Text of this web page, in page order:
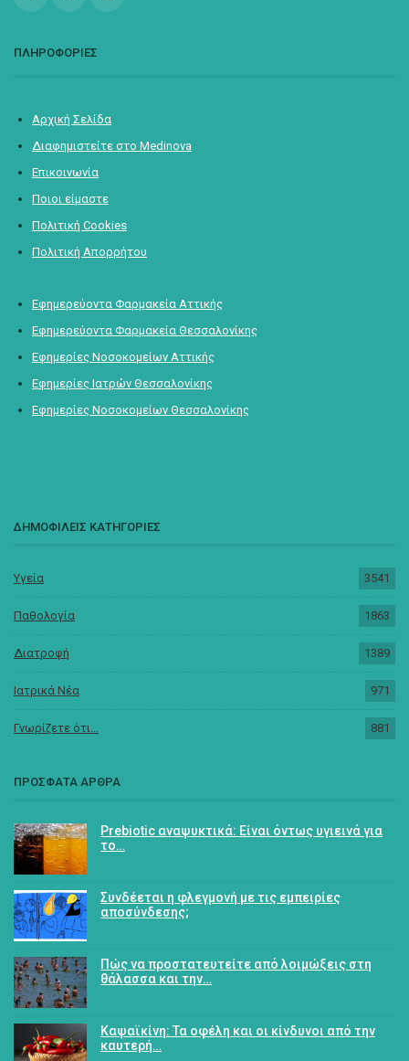
ΠΛΗΡΟΦΟΡΙΕΣ
Αρχική Σελίδα
Διαφημιστείτε στο Medinova
Επικοινωνία
Ποιοι είμαστε
Πολιτική Cookies
Πολιτική Απορρήτου
Εφημερεύοντα Φαρμακεία Αττικής
Εφημερεύοντα Φαρμακεία Θεσσαλονίκης
Εφημερίες Νοσοκομείων Αττικής
Εφημερίες Ιατρών Θεσσαλονίκης
Εφημερίες Νοσοκομείων Θεσσαλονίκης
ΔΗΜΟΦΙΛΕΙΣ ΚΑΤΗΓΟΡΙΕΣ
Υγεία 3541
Παθολογία 1863
Διατροφή 1389
Ιατρικά Νέα 971
Γνωρίζετε ότι... 881
ΠΡΟΣΦΑΤΑ ΑΡΘΡΑ
Prebiotic αναψυκτικά: Είναι όντως υγιεινά για
το…
Συνδέεται η φλεγμονή με τις εμπειρίες
αποσύνδεσης;
Πώς να προστατευτείτε από λοιμώξεις στη
θάλασσα και την…
Καψαϊκίνη: Τα οφέλη και οι κίνδυνοι από την
καυτερή…